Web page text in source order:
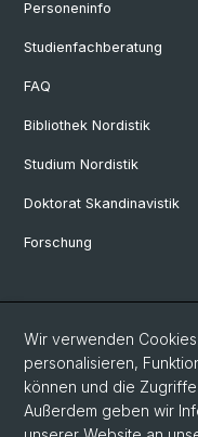
Personeninfo
Studienfachberatung
FAQ
Bibliothek Nordistik
Studium Nordistik
Doktorat Skandinavistik
Forschung
Facebook
Instagram
Wir verwenden
personalisieren,
können und die
Außerdem geben wir